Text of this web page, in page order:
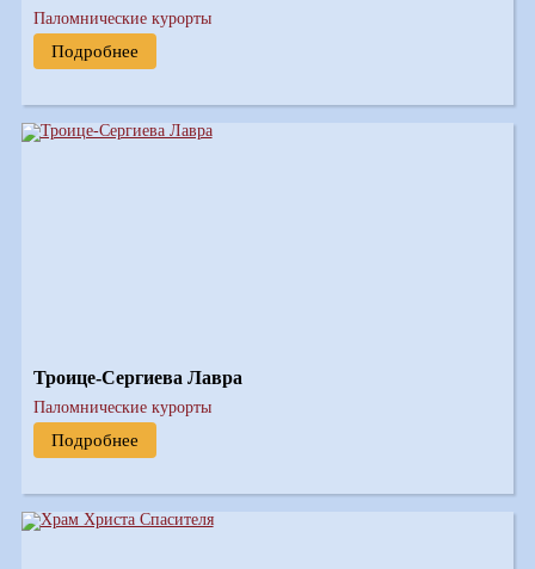
Паломнические курорты
Подробнее
Троице-Сергиева Лавра
Паломнические курорты
Подробнее